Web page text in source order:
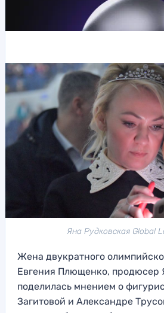
Яна Рудковская Global
Жена двукратного
Евгения Плющенко, продюсер
поделилась мнением о
Загитовой и Александре